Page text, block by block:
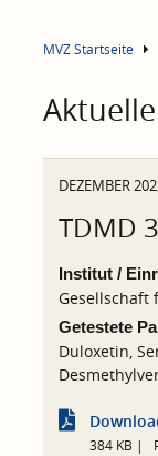
MVZ Startseite
DEZEMBER
TDMD
Institut /
Gesellschaft
Getestete
Duloxetin,
384 KB